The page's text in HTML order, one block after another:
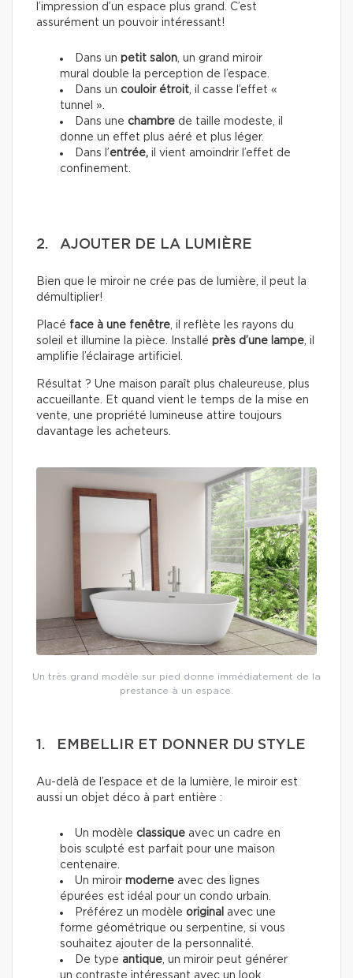
l’impression d’un espace plus grand. C’est
assurément un pouvoir intéressant!
Dans un petit salon, un grand miroir
mural double la perception de l’espace.
Dans un couloir étroit, il casse l’effet «
tunnel ».
Dans une chambre de taille modeste, il
donne un effet plus aéré et plus léger.
Dans l’entrée, il vient amoindrir l’effet de
confinement.
2. AJOUTER DE LA LUMIÈRE
Bien que le miroir ne crée pas de lumière, il peut la
démultiplier!
Placé face à une fenêtre, il reflète les rayons du
soleil et illumine la pièce. Installé près d’une lampe, il
amplifie l’éclairage artificiel.
Résultat ? Une maison paraît plus chaleureuse, plus
accueillante. Et quand vient le temps de la mise en
vente, une propriété lumineuse attire toujours
davantage les acheteurs.
Un très grand modèle sur pied donne immédiatement de la
prestance à un espace.
1. EMBELLIR ET DONNER DU STYLE
Au-delà de l’espace et de la lumière, le miroir est
aussi un objet déco à part entière :
Un modèle classique avec un cadre en
bois sculpté est parfait pour une maison
centenaire.
Un miroir moderne avec des lignes
épurées est idéal pour un condo urbain.
Préférez un modèle original avec une
forme géométrique ou serpentine, si vous
souhaitez ajouter de la personnalité.
De type antique, un miroir peut générer
un contraste intéressant avec un look